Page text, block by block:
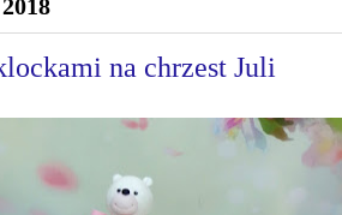
na chrzest Juli